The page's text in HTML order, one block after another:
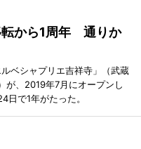
転から1周年 通りか
ベシャプリエ吉祥寺」（武蔵
、2019年7月にオープンし
日で1年がたった。